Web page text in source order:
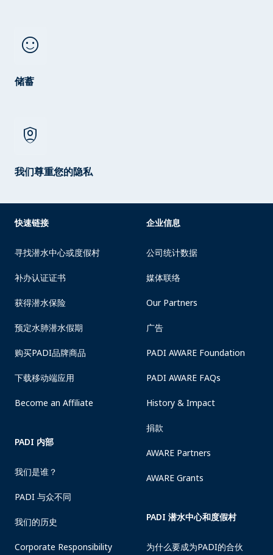
sentiment_satisfied
储蓄
shield_person
我们尊重您的隐私
快速链接
寻找潜水中心或度假村
补办认证证书
获得潜水保险
预定水肺潜水假期
购买PADI品牌商品
下载移动端应用
Become an Affiliate
PADI 内部
我们是谁？
PADI 与众不同
我们的历史
Corporate Responsibility
企业信息
公司统计数据
媒体联络
Our Partners
广告
PADI AWARE Foundation
PADI AWARE FAQs
History & Impact
捐款
AWARE Partners
AWARE Grants
PADI 潜水中心和度假村
为什么要成为PADI的合伙